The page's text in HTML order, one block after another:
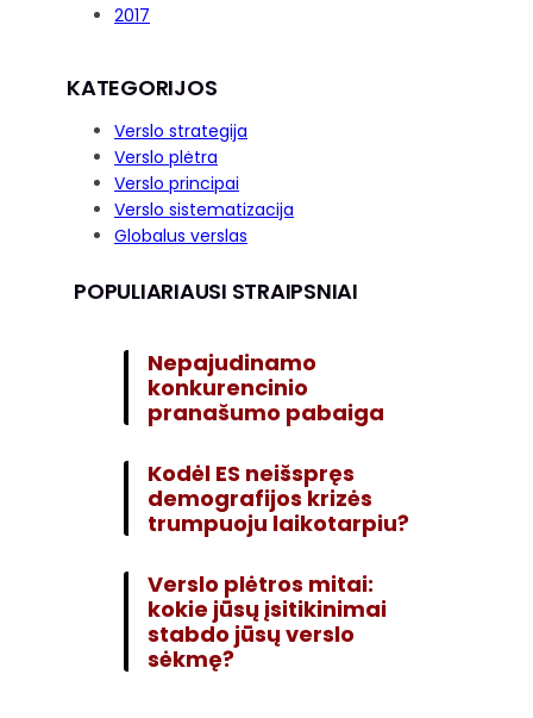
2017
KATEGORIJOS
Verslo strategija
Verslo plėtra
Verslo principai
Verslo sistematizacija
Globalus verslas
POPULIARIAUSI STRAIPSNIAI
Nepajudinamo
konkurencinio
pranašumo pabaiga
Kodėl ES neišspręs
demografijos krizės
trumpuoju laikotarpiu?
Verslo plėtros mitai:
kokie jūsų įsitikinimai
stabdo jūsų verslo
sėkmę?